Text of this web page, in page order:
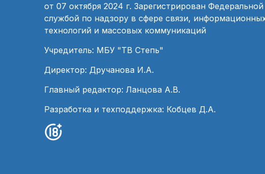
от 07 октября 2024 г. Зарегистрирован Федеральной
службой по надзору в сфере связи,
технологий и массовых коммуникаций
Учредитель: МБУ "ТВ Степь"
Директор: Дручанова И.А.
Главный редактор: Ланцова А.В.
Разработка и техподдержка: Кобцев Д.А.